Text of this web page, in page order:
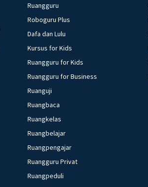
Ruangguru
Roboguru Plus
Dafa dan Lulu
Kursus for Kids
Ruangguru for Kids
Ruangguru for Business
Ruanguji
Ruangbaca
Ruangkelas
Ruangbelajar
Ruangpengajar
Ruangguru Privat
Ruangpeduli